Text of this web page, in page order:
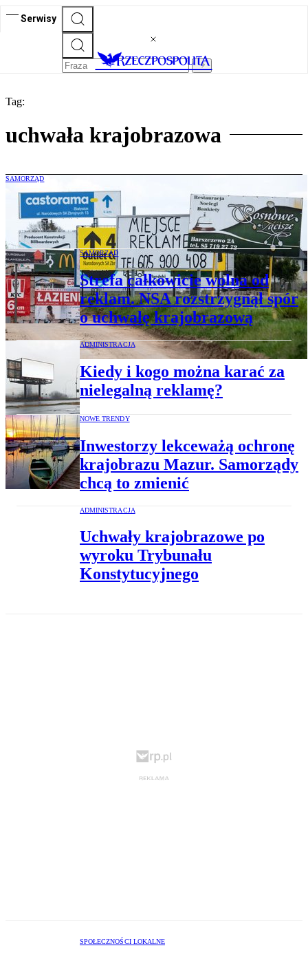
Serwisy
Tag:
uchwała krajobrazowa
SAMORZĄD
Gminy kontra uliczne reklamy. Polskie
przepisy pod lupą TSUE
SAMORZĄD
Strefa całkowicie wolna od
reklam. NSA rozstrzygnął spór
o uchwałę krajobrazową
ADMINISTRACJA
Kiedy i kogo można karać za
nielegalną reklamę?
NOWE TRENDY
Inwestorzy lekceważą ochronę
krajobrazu Mazur. Samorządy
chcą to zmienić
ADMINISTRACJA
Uchwały krajobrazowe po
wyroku Trybunału
Konstytucyjnego
SPOŁECZNOŚCI LOKALNE